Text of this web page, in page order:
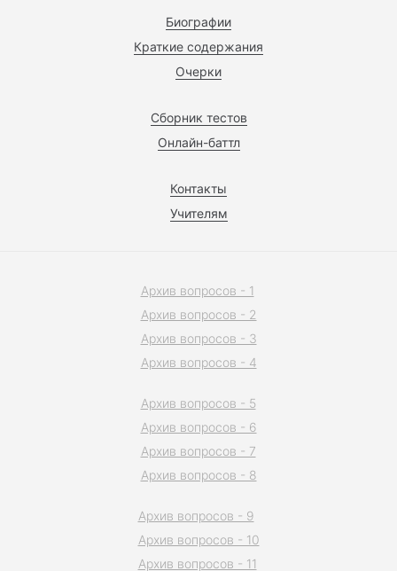
Биографии
Краткие содержания
Очерки
Сборник тестов
Онлайн-баттл
Контакты
Учителям
Архив вопросов - 1
Архив вопросов - 2
Архив вопросов - 3
Архив вопросов - 4
Архив вопросов - 5
Архив вопросов - 6
Архив вопросов - 7
Архив вопросов - 8
Архив вопросов - 9
Архив вопросов - 10
Архив вопросов - 11